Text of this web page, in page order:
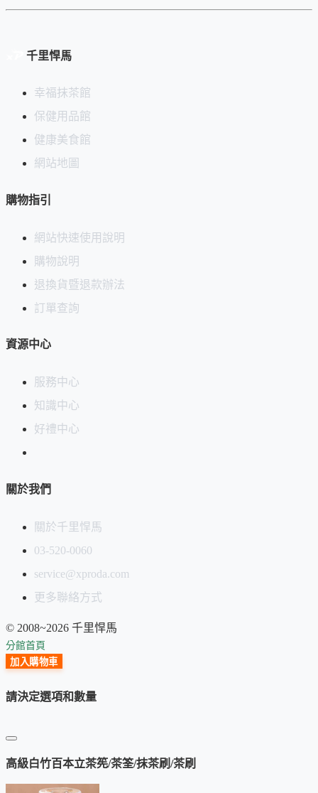
千里悍馬
幸福抹茶館
保健用品館
健康美食館
網站地圖
購物指引
網站快速使用說明
購物說明
退換貨暨退款辦法
訂單查詢
資源中心
服務中心
知識中心
好禮中心
關於我們
關於千里悍馬
03-520-0060
service@xproda.com
更多聯絡方式
© 2008~2026 千里悍馬
分館首頁
加入購物車
請決定選項和數量
高級白竹百本立茶筅/茶筌/抹茶刷/茶刷